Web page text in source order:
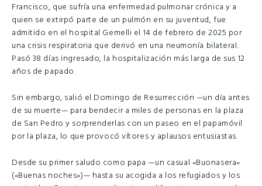
Francisco, que sufría una enfermedad pulmonar crónica y a
quien se extirpó parte de un pulmón en su juventud, fue
admitido en el hospital Gemelli el 14 de febrero de 2025 por
una crisis respiratoria que derivó en una neumonía bilateral.
Pasó 38 días ingresado, la hospitalización más larga de sus 12
años de papado.
Sin embargo, salió el Domingo de Resurrección —un día antes
de su muerte— para bendecir a miles de personas en la plaza
de San Pedro y sorprenderlas con un paseo en el papamóvil
por la plaza, lo que provocó vítores y aplausos entusiastas.
Desde su primer saludo como papa —un casual «Buonasera»
(«Buenas noches»)— hasta su acogida a los refugiados y los